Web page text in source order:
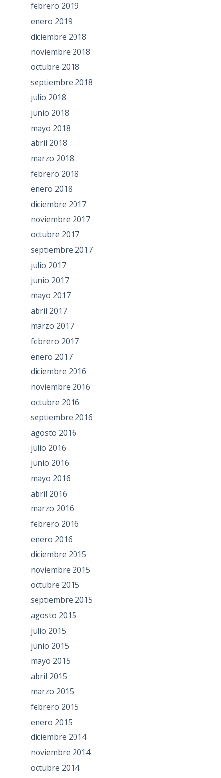
febrero 2019
enero 2019
diciembre 2018
noviembre 2018
octubre 2018
septiembre 2018
julio 2018
junio 2018
mayo 2018
abril 2018
marzo 2018
febrero 2018
enero 2018
diciembre 2017
noviembre 2017
octubre 2017
septiembre 2017
julio 2017
junio 2017
mayo 2017
abril 2017
marzo 2017
febrero 2017
enero 2017
diciembre 2016
noviembre 2016
octubre 2016
septiembre 2016
agosto 2016
julio 2016
junio 2016
mayo 2016
abril 2016
marzo 2016
febrero 2016
enero 2016
diciembre 2015
noviembre 2015
octubre 2015
septiembre 2015
agosto 2015
julio 2015
junio 2015
mayo 2015
abril 2015
marzo 2015
febrero 2015
enero 2015
diciembre 2014
noviembre 2014
octubre 2014